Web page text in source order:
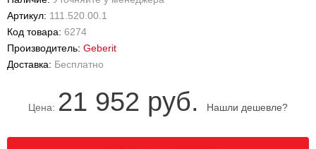
Артикул: 111.520.00.1
Код товара: 6274
Производитель: Geberit
Доставка: Бесплатно
Цена: 21 952 руб. Нашли дешевле?